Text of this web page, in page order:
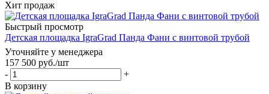
Хит продаж
Быстрый просмотр
Детская площадка IgraGrad Панда Фани с винтовой трубой
Уточняйте у менеджера
157 500 руб./шт
-
+
В корзину